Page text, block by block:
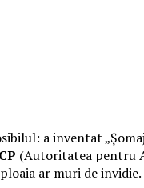
a inventat
(Autoritatea pentru
ar muri de invidie.